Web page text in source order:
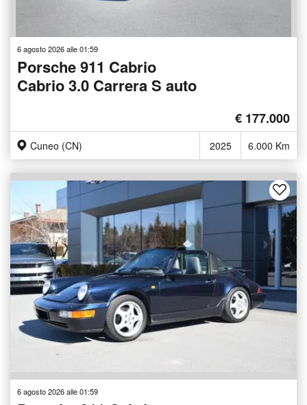
6 agosto 2026 alle 01:59
Porsche 911 Cabrio
Cabrio 3.0 Carrera S auto
€ 177.000
Cuneo (CN) 2025 6.000 Km
6 agosto 2026 alle 01:59